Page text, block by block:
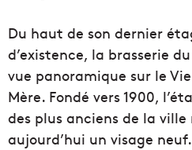
Du haut de son dernier
d’existence, la brasserie du
vue panoramique sur le
Mère. Fondé vers 1900,
des plus anciens de la
aujourd’hui un visage neuf.